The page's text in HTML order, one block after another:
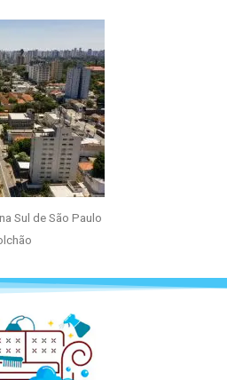
Sul de São Paulo